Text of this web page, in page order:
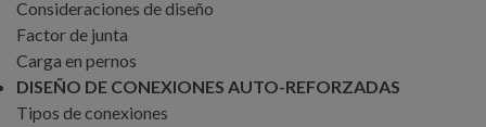
Consideraciones de diseño
Factor de junta
Carga en pernos
DISEÑO DE CONEXIONES AUTO-REFORZADAS
Tipos de conexiones